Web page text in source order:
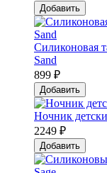
Добавить
Силиконовая
Sand
899 ₽
Добавить
Ночник
2249 ₽
Добавить